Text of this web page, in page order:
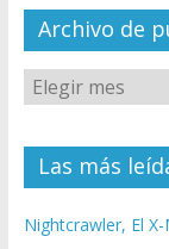
Archivo de
Las más
Nightcrawler, El